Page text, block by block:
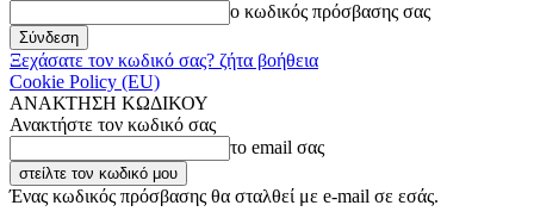
ο κωδικός πρόσβασης σας
Ξεχάσατε τον κωδικό σας? ζήτα βοήθεια
Cookie Policy (EU)
ΑΝΑΚΤΗΣΗ ΚΩΔΙΚΟΥ
Ανακτήστε τον κωδικό σας
το email σας
Ένας κωδικός πρόσβασης θα σταλθεί με e-mail σε εσάς.